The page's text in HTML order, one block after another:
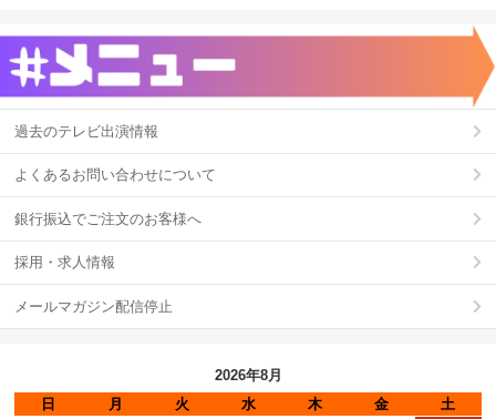
過去のテレビ出演情報
よくあるお問い合わせについて
銀行振込でご注文のお客様へ
採用・求人情報
メールマガジン配信停止
2026年8月
日
月 火 水 木 金
土